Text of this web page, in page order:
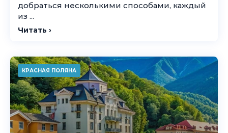
добраться несколькими способами, каждый
из ...
Читать ›
КРАСНАЯ ПОЛЯНА